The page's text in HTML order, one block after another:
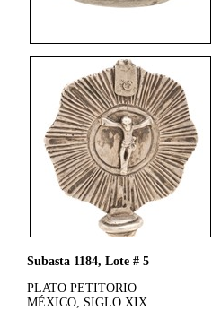
Subasta 1184, Lote # 5
PLATO PETITORIO
MÉXICO, SIGLO XIX